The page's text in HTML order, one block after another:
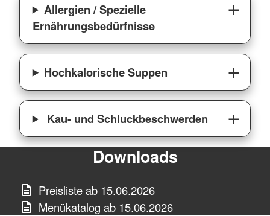
Allergien / Spezielle
Ernährungsbedürfnisse
Hochkalorische Suppen
Kau- und Schluckbeschwerden
Downloads
Preisliste ab 15.06.2026
Menükatalog ab 15.06.2026